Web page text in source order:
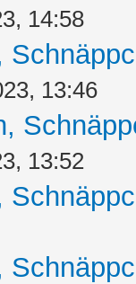
14:58
13:46
13:52